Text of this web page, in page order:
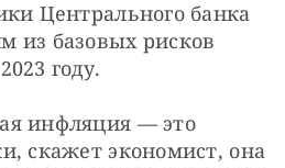
Центрального банка
из базовых рисков
году.
инфляция — это
скажет экономист, она